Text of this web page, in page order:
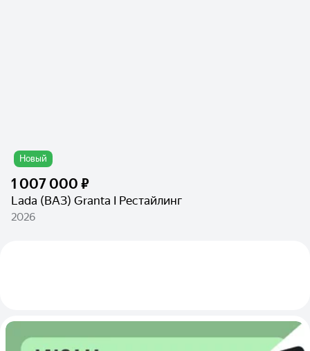
Новый
1 007 000 ₽
Lada (ВАЗ) Granta I Рестайлинг
2026